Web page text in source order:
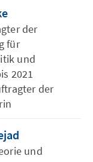
der
für
und
2021
der
und